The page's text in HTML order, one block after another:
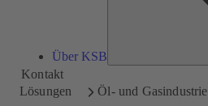
Über KSB
Kontakt
Lösungen
Öl- und Gasindustrie